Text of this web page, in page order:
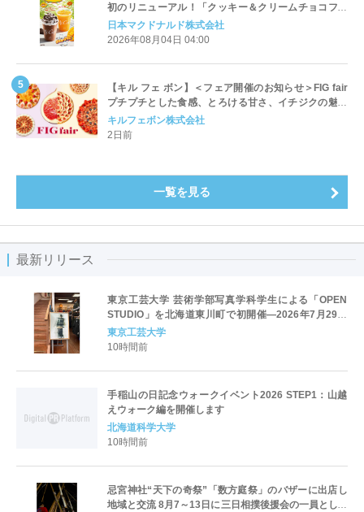
初のリニューアル！「クッキー＆クリームチョコフラ
ッペ」「マンゴースムージー」8月5日（水）から販売
開始
日本マクドナルド株式会社
2026年08月04日 04:00
【キル フェ ボン】＜フェア開催のお知らせ＞FIG fair
プチプチとした食感、とろける甘さ、イチジクの魅力
をたっぷりと。新作を含め、イチジク尽くしの全4種が
登場8月20日（木）スタート
キルフェボン株式会社
2日前
一覧を見る
最新リリース
東京工芸大学 芸術学部写真学科学生による「OPEN
STUDIO」を北海道東川町で初開催―2026年7月29日
（水）から8月23日（日）―
東京工芸大学
10時間前
手稲山の日記念ウォークイベント2026 STEP1：山越
えウォーク編を開催します
北海道科学大学
10時間前
忌宮神社“天下の奇祭”「数方庭祭」のバザーに出店し
地域と交流 8月7～13日に三日相撲後援会の一員として